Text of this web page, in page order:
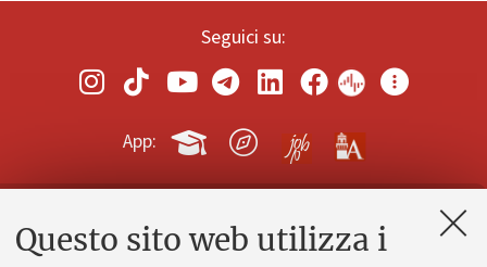
Questo sito web utilizza i
Seguici su:
App:
Contatti e PEC